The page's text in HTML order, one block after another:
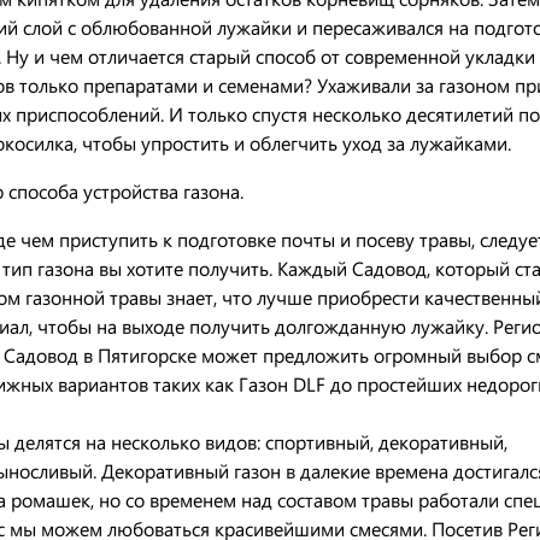
слой с облюбованной лужайки и пересаживался на
Ну и чем отличается старый способ от современной
только препаратами и семенами? Ухаживали за газоном
приспособлений. И только спустя несколько десятилетий
чтобы упростить и облегчить уход за лужайками.
устройства газона.
чем приступить к подготовке почты и посеву травы,
газона вы хотите получить. Каждый Садовод, который
газонной травы знает, что лучше приобрести
чтобы на выходе получить долгожданную лужайку.
Садовод в Пятигорске может предложить огромный выбор
вариантов таких как Газон DLF до простейших
делятся на несколько видов: спортивный, декоративный,
Декоративный газон в далекие времена
ромашек, но со временем над составом травы работали
мы можем любоваться красивейшими смесями. Посетив